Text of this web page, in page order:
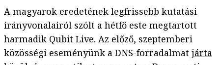
A magyarok eredetének legfrissebb kutatási
irányvonalairól szólt a hétfő este megtartott
harmadik Qubit Live. Az előző, szeptemberi
közösségi eseményünk a DNS-forradalmat járta